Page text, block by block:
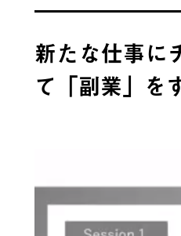
新たな仕事に
て「副業」を